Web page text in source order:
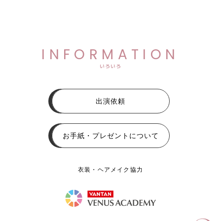
INFORMATION
いろいろ
出演依頼
お手紙・プレゼントについて
衣装・ヘアメイク協力